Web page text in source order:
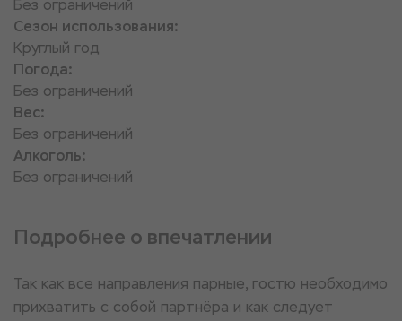
Без ограничений
Сезон использования:
Круглый год
Погода:
Без ограничений
Вес:
Без ограничений
Алкоголь:
Без ограничений
Подробнее о впечатлении
Так как все направления парные, гостю необходимо
прихватить с собой партнёра и как следует